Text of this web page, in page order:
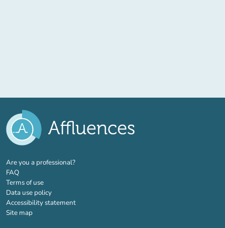
Are you a professional?(new tab)
FAQ
Terms of use
Data use policy
Accessibility statement
Site map